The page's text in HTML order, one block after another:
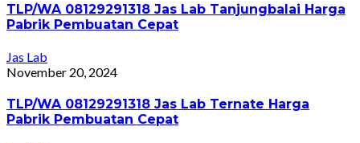
TLP/WA 08129291318 Jas Lab Tanjungbalai Harga
Pabrik Pembuatan Cepat
Jas Lab
November 20, 2024
TLP/WA 08129291318 Jas Lab Ternate Harga
Pabrik Pembuatan Cepat